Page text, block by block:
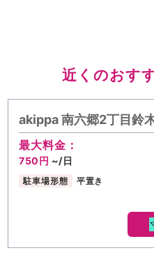
近くのおす
akippa 南六郷2丁目鈴
最大料金：
750円 ~/日
駐車場形態 平置き